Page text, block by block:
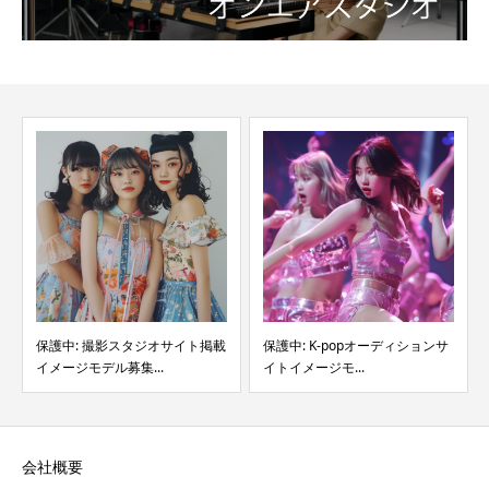
保護中: 撮影スタジオサイト掲載
イメージモデル募集...
保護中: K-popオーディションサ
イトイメージモ...
会社概要